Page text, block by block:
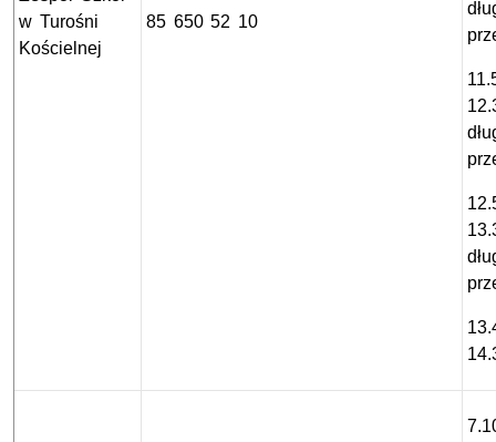
w Turośni
Kościelnej
85 650 52 10